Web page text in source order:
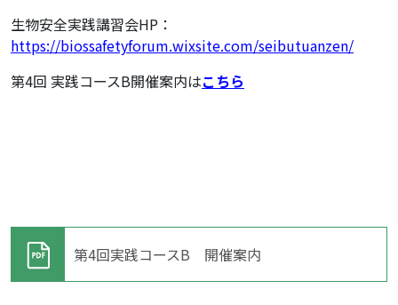
生物安全実践講習会HP：
https://biossafetyforum.wixsite.com/seibutuanzen/
第4回 実践コースB開催案内はこちら
第4回実践コースB 開催案内